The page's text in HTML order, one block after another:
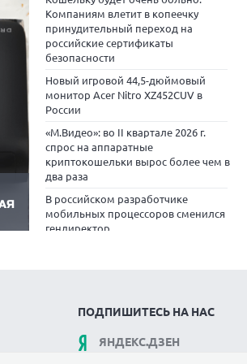
Компаниям влетит в копеечку
принудительный переход на
российские сертификаты
безопасности
Новый игровой 44,5-дюймовый
монитор Acer Nitro XZ452CUV в
России
«М.Видео»: во II квартале 2026 г.
спрос на аппаратные
криптокошельки вырос более чем в
два раза
В российском разработчике
мобильных процессоров сменился
гендиректор
ПОДПИШИТЕСЬ НА НАС
ЯНДЕКС.ДЗЕН